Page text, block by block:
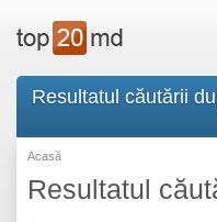
Resultatul căutării
Acasă
Resultatul